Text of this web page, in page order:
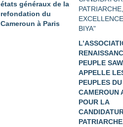
états généraux de la
refondation du
Cameroun à Paris
PEUPLE
APPELLE
PEUPLES DU
CAMEROUN
POUR LA